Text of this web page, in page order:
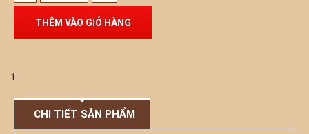
1
CHI TIẾT SẢN PHẨM